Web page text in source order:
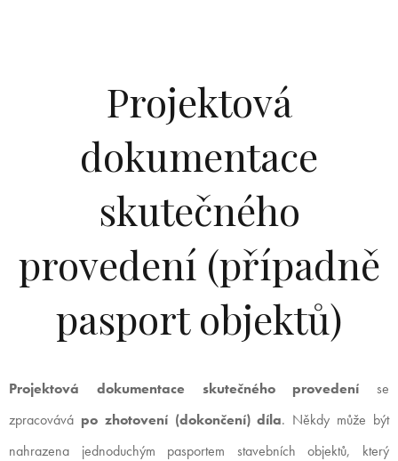
Projektová
dokumentace
skutečného
provedení (případně
pasport objektů)
Projektová dokumentace skutečného provedení se
zpracovává po zhotovení (dokončení) díla. Někdy může být
nahrazena jednoduchým pasportem stavebních objektů, který